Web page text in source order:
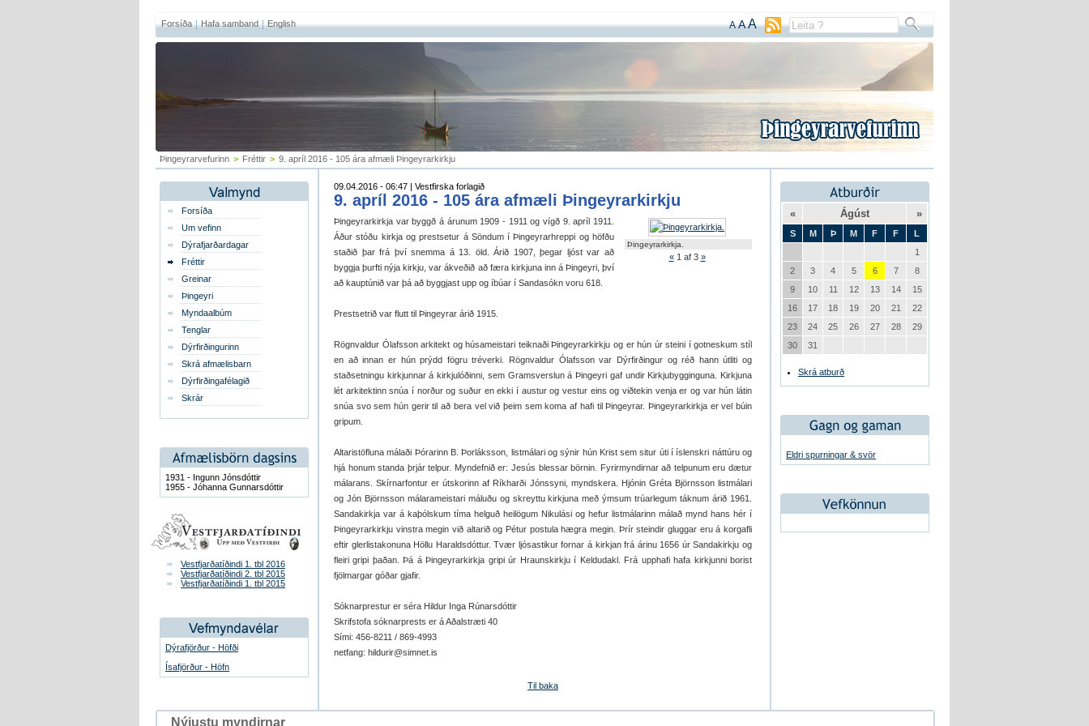
Forsíða Hafa samband English A AA
Þingeyrarvefurinn > Fréttir > 9. apríl 2016 - 105 ára afmæli Þingeyrarkirkju
Forsíða
Um vefinn
Dýrafjarðardagar
Fréttir
Greinar
Þingeyri
Myndaalbúm
Tenglar
Dýrfirðingurinn
Skrá afmælisbarn
Dýrfirðingafélagið
Skrár
1931 - Ingunn Jónsdóttir
1955 - Jóhanna Gunnarsdóttir
Vestfjarðatíðindi 1. tbl 2016
Vestfjarðatíðindi 2. tbl 2015
Vestfjarðatíðindi 1. tbl 2015
Dýrafjörður - Höfði
Ísafjörður - Höfn
09.04.2016 - 06:47 | Vestfirska forlagið
9. apríl 2016 - 105 ára afmæli Þingeyrarkirkju
Þingeyrarkirkja.
« 1 af 3 »
Þingeyrarkirkja var byggð á árunum 1909 - 1911 og vígð 9. apríl 1911.
Áður stóðu kirkja og prestsetur á Söndum í Þingeyrarhreppi og höfðu
staðið þar frá því snemma á 13. öld. Árið 1907, þegar ljóst var að
byggja þurfti nýja kirkju, var ákveðið að færa kirkjuna inn á Þingeyri, því
að kauptúnið var þá að byggjast upp og íbúar í Sandasókn voru 618.
Prestsetrið var flutt til Þingeyrar árið 1915.
Rögnvaldur Ólafsson arkitekt og húsameistari teiknaði Þingeyrarkirkju og er hún úr steini í gotneskum stíl
en að innan er hún prýdd fögru tréverki. Rögnvaldur Ólafsson var Dýrfirðingur og réð hann útliti og
staðsetningu kirkjunnar á kirkjulóðinni, sem Gramsverslun á Þingeyri gaf undir Kirkjubygginguna. Kirkjuna
lét arkitektinn snúa í norður og suður en ekki í austur og vestur eins og viðtekin venja er og var hún látin
snúa svo sem hún gerir til að bera vel við þeim sem koma af hafi til Þingeyrar. Þingeyrarkirkja er vel búin
gripum.
Altaristöfluna málaði Þórarinn B. Þorláksson, listmálari og sýnir hún Krist sem situr úti í íslenskri náttúru og
hjá honum standa þrjár telpur. Myndefnið er: Jesús blessar börnin. Fyrirmyndirnar að telpunum eru dætur
málarans. Skírnarfontur er útskorinn af Ríkharði Jónssyni, myndskera. Hjónin Gréta Björnsson listmálari
og Jón Björnsson málarameistari máluðu og skreyttu kirkjuna með ýmsum trúarlegum táknum árið 1961.
Sandakirkja var á kaþólskum tíma helguð heilögum Nikulási og hefur listmálarinn málað mynd hans hér í
Þingeyrarkirkju vinstra megin við altarið og Pétur postula hægra megin. Þrír steindir gluggar eru á korgafli
eftir glerlistakonuna Höllu Haraldsdóttur. Tvær ljósastikur fornar á kirkjan frá árinu 1656 úr Sandakirkju og
fleiri gripi þaðan. Þá á Þingeyrarkirkja gripi úr Hraunskirkju í Keldudakl. Frá upphafi hafa kirkjunni borist
fjölmargar góðar gjafir.
Sóknarprestur er séra Hildur Inga Rúnarsdóttir
Skrifstofa sóknarprests er á Aðalstræti 40
Sími: 456-8211 / 869-4993
netfang: hildurir@simnet.is
Til baka
« Ágúst »
S M Þ M F F
L
1
2
3 4 5 6 7
8
9
10 11 12 13 14
15
16
17 18 19 20 21
22
23
24 25 26 27 28
29
30
31
Skrá atburð
Eldri spurningar & svör
Nýjustu myndirnar